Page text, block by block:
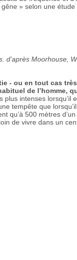
» selon une
d’après Moorhouse,
- ou en tout cas
de l’homme,
intenses
tempête que
qu’à 500 mètres
de vivre dans un